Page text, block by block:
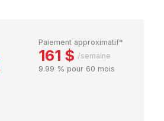
Paiement approximatif*
161 $ /semaine
9.99 % pour 60 mois